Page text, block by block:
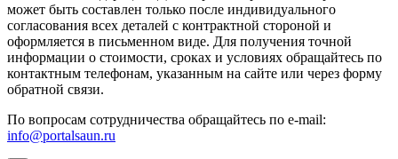
может быть составлен только после индивидуального
согласования всех деталей с контрактной стороной и
оформляется в письменном виде. Для получения точной
информации о стоимости, сроках и условиях обращайтесь по
контактным телефонам, указанным на сайте или через форму
обратной связи.
По вопросам сотрудничества обращайтесь по e-mail:
info@portalsaun.ru